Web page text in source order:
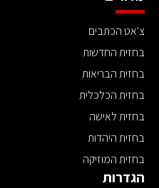
צ'אט הכתבים
בחזית החדשות
בחזית הבריאות
בחזית הכלכלית
בחזית לאישה
בחזית היהדות
בחזית המוזיקה
הגדרות